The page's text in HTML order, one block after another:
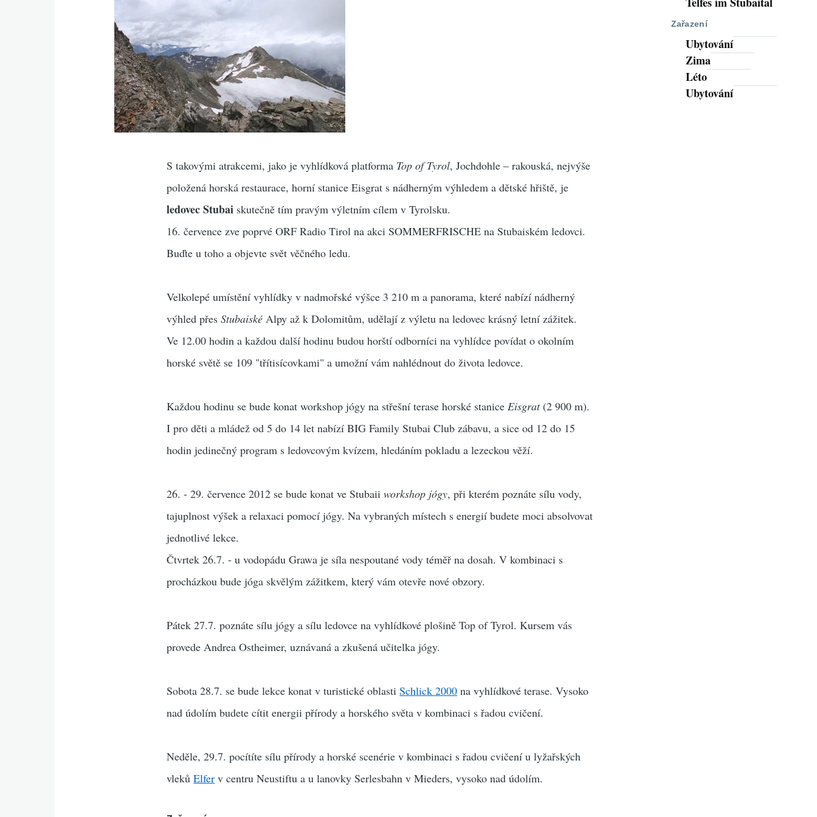
S takovými atrakcemi, jako je vyhlídková platforma Top of Tyrol, Jochdohle – rakouská, nejvýše
položená horská restaurace, horní stanice Eisgrat s nádherným výhledem a dětské hřiště, je
ledovec Stubai skutečně tím pravým výletním cílem v Tyrolsku.
16. července zve poprvé ORF Radio Tirol na akci SOMMERFRISCHE na Stubaiském ledovci.
Buďte u toho a objevte svět věčného ledu.
Velkolepé umístění vyhlídky v nadmořské výšce 3 210 m a panorama, které nabízí nádherný
výhled přesStubaiské Alpy až k Dolomitům, udělají z výletu na ledovec krásný letní zážitek.
Ve 12.00 hodin a každou další hodinu budou horští odborníci na vyhlídce povídat o okolním
horské světě se 109 "třítisícovkami" a umožní vám nahlédnout do života ledovce.
Každou hodinu se bude konat workshop jógy na střešní terase horské staniceEisgrat(2 900 m).
I pro děti a mládež od 5 do 14 let nabízí BIG Family Stubai Club zábavu, a sice od 12 do 15
hodin jedinečný program s ledovcovým kvízem, hledáním pokladu a lezeckou věží.
26. - 29. července 2012 se bude konat ve Stubaiiworkshop jógy, při kterém poznáte sílu vody,
tajuplnost výšek a relaxaci pomocí jógy. Na vybraných místech s energií budete moci absolvovat
jednotlivé lekce.
Čtvrtek 26.7. - u vodopádu Grawa je síla nespoutané vody téměř na dosah. V kombinaci s
procházkou bude jóga skvělým zážitkem, který vám otevře nové obzory.
Pátek 27.7. poznáte sílu jógy a sílu ledovce na vyhlídkové plošině Top of Tyrol. Kursem vás
provede Andrea Ostheimer, uznávaná a zkušená učitelka jógy.
Sobota 28.7. se bude lekce konat v turistické oblastiSchlick 2000 na vyhlídkové terase. Vysoko
nad údolím budete cítit energii přírody a horského světa v kombinaci s řadou cvičení.
Neděle, 29.7. pocítíte sílu přírody a horské scenérie v kombinaci s řadou cvičení u lyžařských
vlekůElfer v centru Neustiftu a u lanovky Serlesbahn v Mieders, vysoko nad údolím.
Zařazení
Ubytování
Zima
Léto
Ubytování